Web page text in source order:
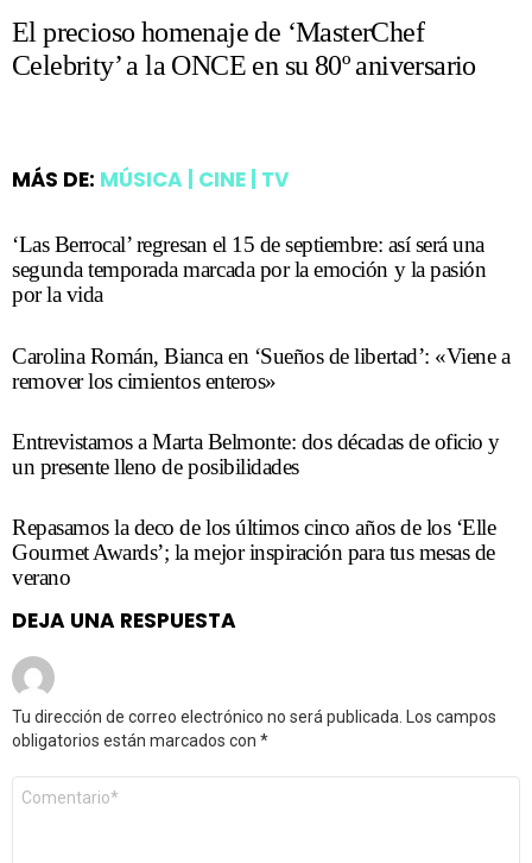
El precioso homenaje de ‘MasterChef
Celebrity’ a la ONCE en su 80º aniversario
MÁS DE: MÚSICA | CINE | TV
‘Las Berrocal’ regresan el 15 de septiembre: así será una
segunda temporada marcada por la emoción y la pasión
por la vida
Carolina Román, Bianca en ‘Sueños de libertad’: «Viene a
remover los cimientos enteros»
Entrevistamos a Marta Belmonte: dos décadas de oficio y
un presente lleno de posibilidades
Repasamos la deco de los últimos cinco años de los ‘Elle
Gourmet Awards’; la mejor inspiración para tus mesas de
verano
DEJA UNA RESPUESTA
Tu dirección de correo electrónico no será publicada.
Los campos
obligatorios están marcados con *
Comentario